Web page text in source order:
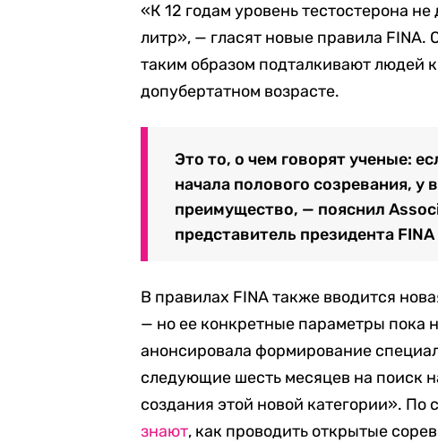
«К 12 годам уровень тестостерона
литр», — гласят новые правила
таким образом подталкивают людей
допубертатном возрасте.
Это то, о чем говорят ученые:
начала полового созревания, у
преимущество, — пояснил
представитель президента
В правилах FINA также вводится
— но ее конкретные параметры пока
анонсировала формирование
следующие шесть месяцев на поиск
создания этой новой категории».
знают, как проводить открытые